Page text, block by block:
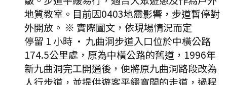
地質教室。目前因0403地震影響，步道暫停對
外開放。 ※ 實際圖文，依現場情況而定
停留 1 小時 · 九曲洞步道入口位於中橫公路
174.5公里處，原為中橫公路的舊道，1996年
新九曲洞完工開通後，便將原九曲洞路段改為
人行步道，並提供遊客平緩寬闊的走道，過程